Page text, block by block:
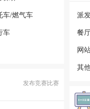
车/燃气车
车
发布竞赛比赛
派
餐
网
其